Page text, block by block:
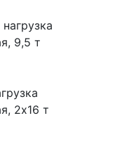
9,5 т
2x16 т